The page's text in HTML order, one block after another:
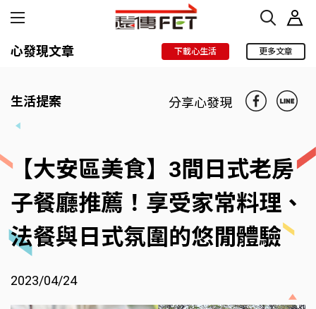
心發現文章 下載心生活 更多文章
生活提案 分享心發現
【大安區美食】3間日式老房
子餐廳推薦！享受家常料理、
法餐與日式氛圍的悠閒體驗
2023/04/24